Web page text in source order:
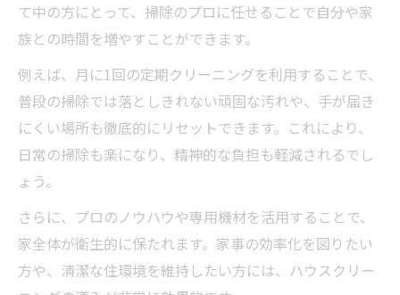
て中の方にとって、掃除のプロに任せることで自分や家
族との時間を増やすことができます。
例えば、月に1回の定期クリーニングを利用することで、
普段の掃除では落としきれない頑固な汚れや、手が届き
にくい場所も徹底的にリセットできます。これにより、
日常の掃除も楽になり、精神的な負担も軽減されるでし
ょう。
さらに、プロのノウハウや専用機材を活用することで、
家全体が衛生的に保たれます。家事の効率化を図りたい
方や、清潔な住環境を維持したい方には、ハウスクリー